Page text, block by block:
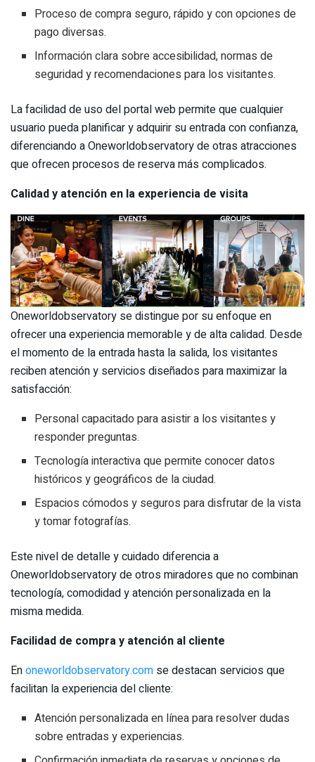
Proceso de compra seguro, rápido y con opciones de
pago diversas.
Información clara sobre accesibilidad, normas de
seguridad y recomendaciones para los visitantes.
La facilidad de uso del portal web permite que cualquier
usuario pueda planificar y adquirir su entrada con confianza,
diferenciando a Oneworldobservatory de otras atracciones
que ofrecen procesos de reserva más complicados.
Calidad y atención en la experiencia de visita
Oneworldobservatory se distingue por su enfoque en
ofrecer una experiencia memorable y de alta calidad. Desde
el momento de la entrada hasta la salida, los visitantes
reciben atención y servicios diseñados para maximizar la
satisfacción:
Personal capacitado para asistir a los visitantes y
responder preguntas.
Tecnología interactiva que permite conocer datos
históricos y geográficos de la ciudad.
Espacios cómodos y seguros para disfrutar de la vista
y tomar fotografías.
Este nivel de detalle y cuidado diferencia a
Oneworldobservatory de otros miradores que no combinan
tecnología, comodidad y atención personalizada en la
misma medida.
Facilidad de compra y atención al cliente
Enoneworldobservatory.com se destacan servicios que
facilitan la experiencia del cliente:
Atención personalizada en línea para resolver dudas
sobre entradas y experiencias.